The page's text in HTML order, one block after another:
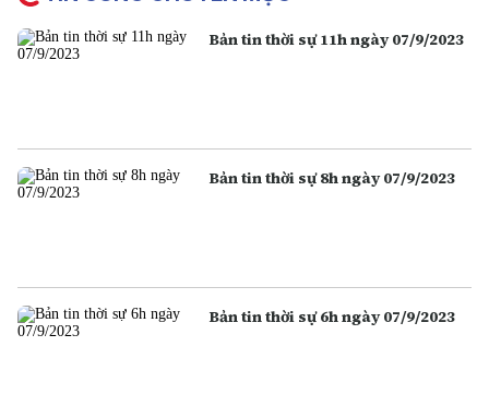
Bản tin thời sự 11h ngày 07/9/2023
Bản tin thời sự 8h ngày 07/9/2023
Bản tin thời sự 6h ngày 07/9/2023